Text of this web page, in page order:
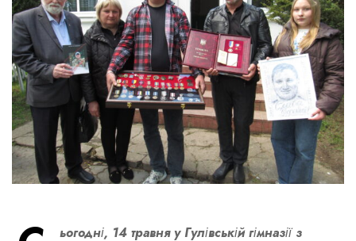
ьогодні, 14 травня у Гулівській гімназії з